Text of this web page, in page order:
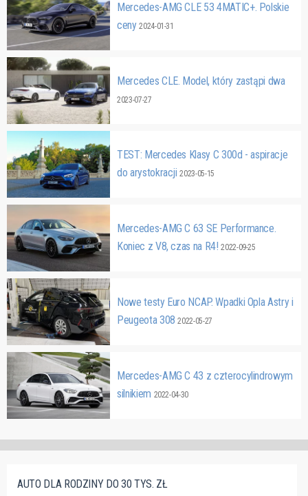
Mercedes-AMG CLE 53 4MATIC+. Polskie
ceny2024-01-31
Mercedes CLE. Model, który zastąpi dwa
2023-07-27
TEST: Mercedes Klasy C 300d - aspiracje
do arystokracji2023-05-15
Mercedes-AMG C 63 SE Performance.
Koniec z V8, czas na R4!2022-09-25
Nowe testy Euro NCAP. Wpadki Opla Astry i
Peugeota 3082022-05-27
Mercedes-AMG C 43 z czterocylindrowym
silnikiem 2022-04-30
AUTO DLA RODZINY DO 30 TYS. ZŁ